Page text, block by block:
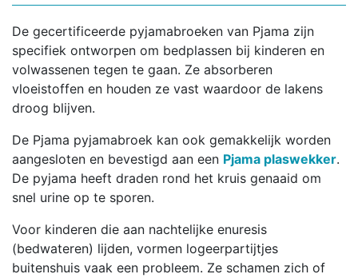
De gecertificeerde pyjamabroeken van Pjama zijn
specifiek ontworpen om bedplassen bij kinderen en
volwassenen tegen te gaan. Ze absorberen
vloeistoffen en houden ze vast waardoor de lakens
droog blijven.
De Pjama pyjamabroek kan ook gemakkelijk worden
aangesloten en bevestigd aan een Pjama plaswekker.
De pyjama heeft draden rond het kruis genaaid om
snel urine op te sporen.
Voor kinderen die aan nachtelijke enuresis
(bedwateren) lijden, vormen logeerpartijtjes
buitenshuis vaak een probleem. Ze schamen zich of